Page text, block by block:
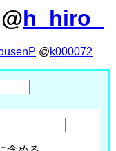
h_hiro_
@k000072